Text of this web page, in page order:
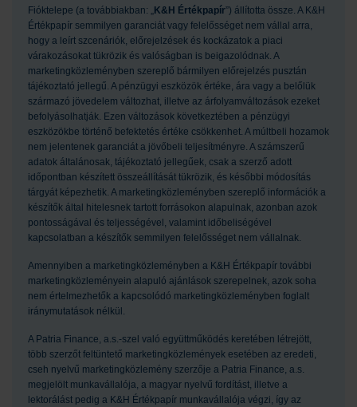
Fióktelepe (a továbbiakban: „K&H Értékpapír”) állította össze. A K&H
Értékpapír semmilyen garanciát vagy felelősséget nem vállal arra,
hogy a leírt szcenáriók, előrejelzések és kockázatok a piaci
várakozásokat tükrözik és valóságban is beigazolódnak. A
marketingközleményben szereplő bármilyen előrejelzés pusztán
tájékoztató jellegű. A pénzügyi eszközök értéke, ára vagy a belőlük
származó jövedelem változhat, illetve az árfolyamváltozások ezeket
befolyásolhatják. Ezen változások következtében a pénzügyi
eszközökbe történő befektetés értéke csökkenhet. A múltbeli hozamok
nem jelentenek garanciát a jövőbeli teljesítményre. A számszerű
adatok általánosak, tájékoztató jellegűek, csak a szerző adott
időpontban készített összeállítását tükrözik, és későbbi módosítás
tárgyát képezhetik. A marketingközleményben szereplő információk a
készítők által hitelesnek tartott forrásokon alapulnak, azonban azok
pontosságával és teljességével, valamint időbeliségével
kapcsolatban a készítők semmilyen felelősséget nem vállalnak.
Amennyiben a marketingközleményben a K&H Értékpapír további
marketingközleményein alapuló ajánlások szerepelnek, azok soha
nem értelmezhetők a kapcsolódó marketingközleményben foglalt
iránymutatások nélkül.
A Patria Finance, a.s.-szel való együttműködés keretében létrejött,
több szerzőt feltüntető marketingközlemények esetében az eredeti,
cseh nyelvű marketingközlemény szerzője a Patria Finance, a.s.
megjelölt munkavállalója, a magyar nyelvű fordítást, illetve a
lektorálást pedig a K&H Értékpapír munkavállalója végzi, így az